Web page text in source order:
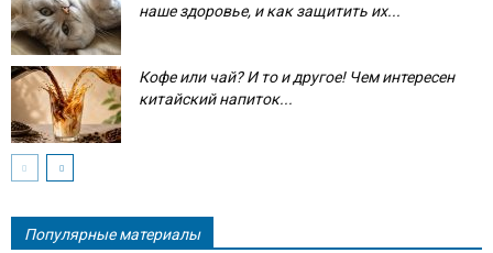
наше здоровье, и как защитить их...
Кофе или чай? И то и другое! Чем интересен
китайский напиток...
Популярные материалы